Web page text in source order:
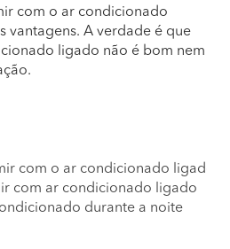
com o ar condicionado
vantagens. A verdade é que
ligado não é bom nem
com o ar condicionado ligado
com ar condicionado ligado
durante a noite